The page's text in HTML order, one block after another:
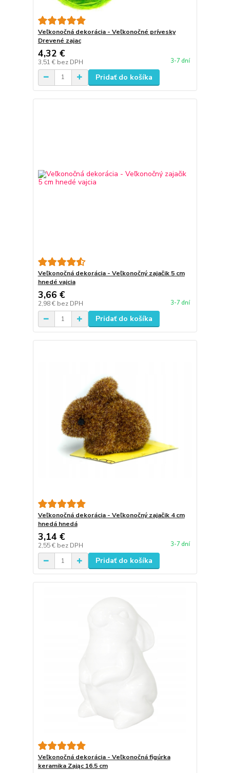
Veľkonočná dekorácia - Veľkonočné prívesky
Drevené zajac
4,32 €
3,51 € bez DPH 3-7 dní
Pridať do košíka
Veľkonočná dekorácia - Veľkonočný zajačik 5 cm
hnedé vajcia
3,66 €
2,98 € bez DPH 3-7 dní
Pridať do košíka
Veľkonočná dekorácia - Veľkonočný zajačik 4 cm
hnedá hnedá
3,14 €
2,55 € bez DPH 3-7 dní
Pridať do košíka
Veľkonočná dekorácia - Veľkonočná figúrka
keramika Zając 16.5 cm